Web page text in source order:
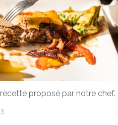
proposé par notre chef.